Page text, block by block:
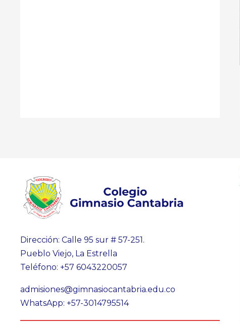
Dirección: Calle 95 sur # 57-251.
Pueblo Viejo, La Estrella
Teléfono: +57 6043220057
admisiones@gimnasiocantabria.edu.co
WhatsApp: +57-3014795514